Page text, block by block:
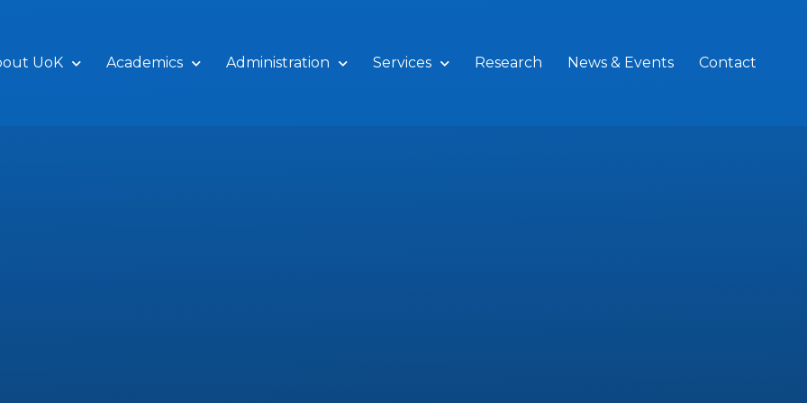
UoK Academics Administration Services Research News & Events Contact